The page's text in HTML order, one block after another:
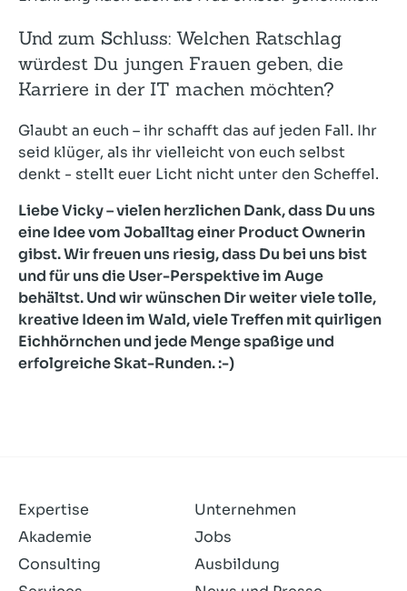
Und zum Schluss: Welchen Ratschlag
würdest Du jungen Frauen geben, die
Karriere in der IT machen möchten?
Glaubt an euch – ihr schafft das auf jeden Fall. Ihr
seid klüger, als ihr vielleicht von euch selbst
denkt - stellt euer Licht nicht unter den Scheffel.
Liebe Vicky – vielen herzlichen Dank, dass Du uns
eine Idee vom Joballtag einer Product Ownerin
gibst. Wir freuen uns riesig, dass Du bei uns bist
und für uns die User-Perspektive im Auge
behältst. Und wir wünschen Dir weiter viele tolle,
kreative Ideen im Wald, viele Treffen mit quirligen
Eichhörnchen und jede Menge spaßige und
erfolgreiche Skat-Runden. :-)
Expertise
Akademie
Consulting
Unternehmen
Jobs
Ausbildung